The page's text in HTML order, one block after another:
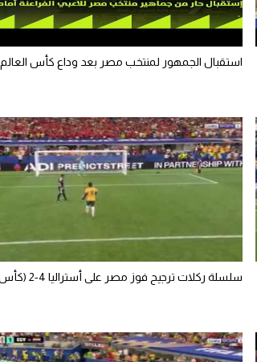
استقبال الجمهور لمنتخب مصر بعد وداع كأس العالم
سلسلة ركلات ترجيح فوز مصر على أستراليا 4-2 (كأس العالم)